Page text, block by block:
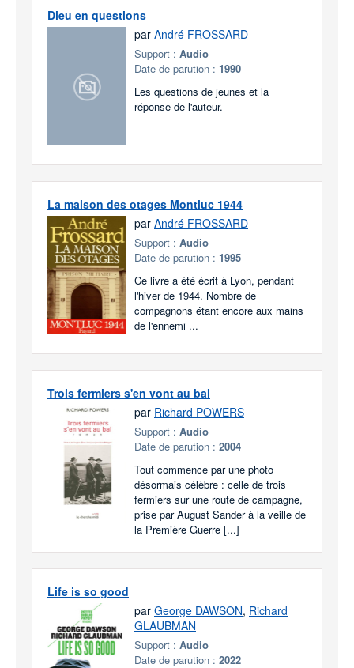
Dieu en questions
par André FROSSARD
Support : Audio
Date de parution : 1990
Les questions de jeunes et la
réponse de l'auteur.
La maison des otages Montluc 1944
par André FROSSARD
Support : Audio
Date de parution : 1995
Ce livre a été écrit à Lyon, pendant
l'hiver de 1944. Nombre de
compagnons étant encore aux mains
de l'ennemi ...
Trois fermiers s'en vont au bal
par Richard POWERS
Support : Audio
Date de parution : 2004
Tout commence par une photo
désormais célèbre : celle de trois
fermiers sur une route de campagne,
prise par August Sander à la veille de
la Première Guerre [...]
Life is so good
par George DAWSON, Richard
GLAUBMAN
Support : Audio
Date de parution : 2022